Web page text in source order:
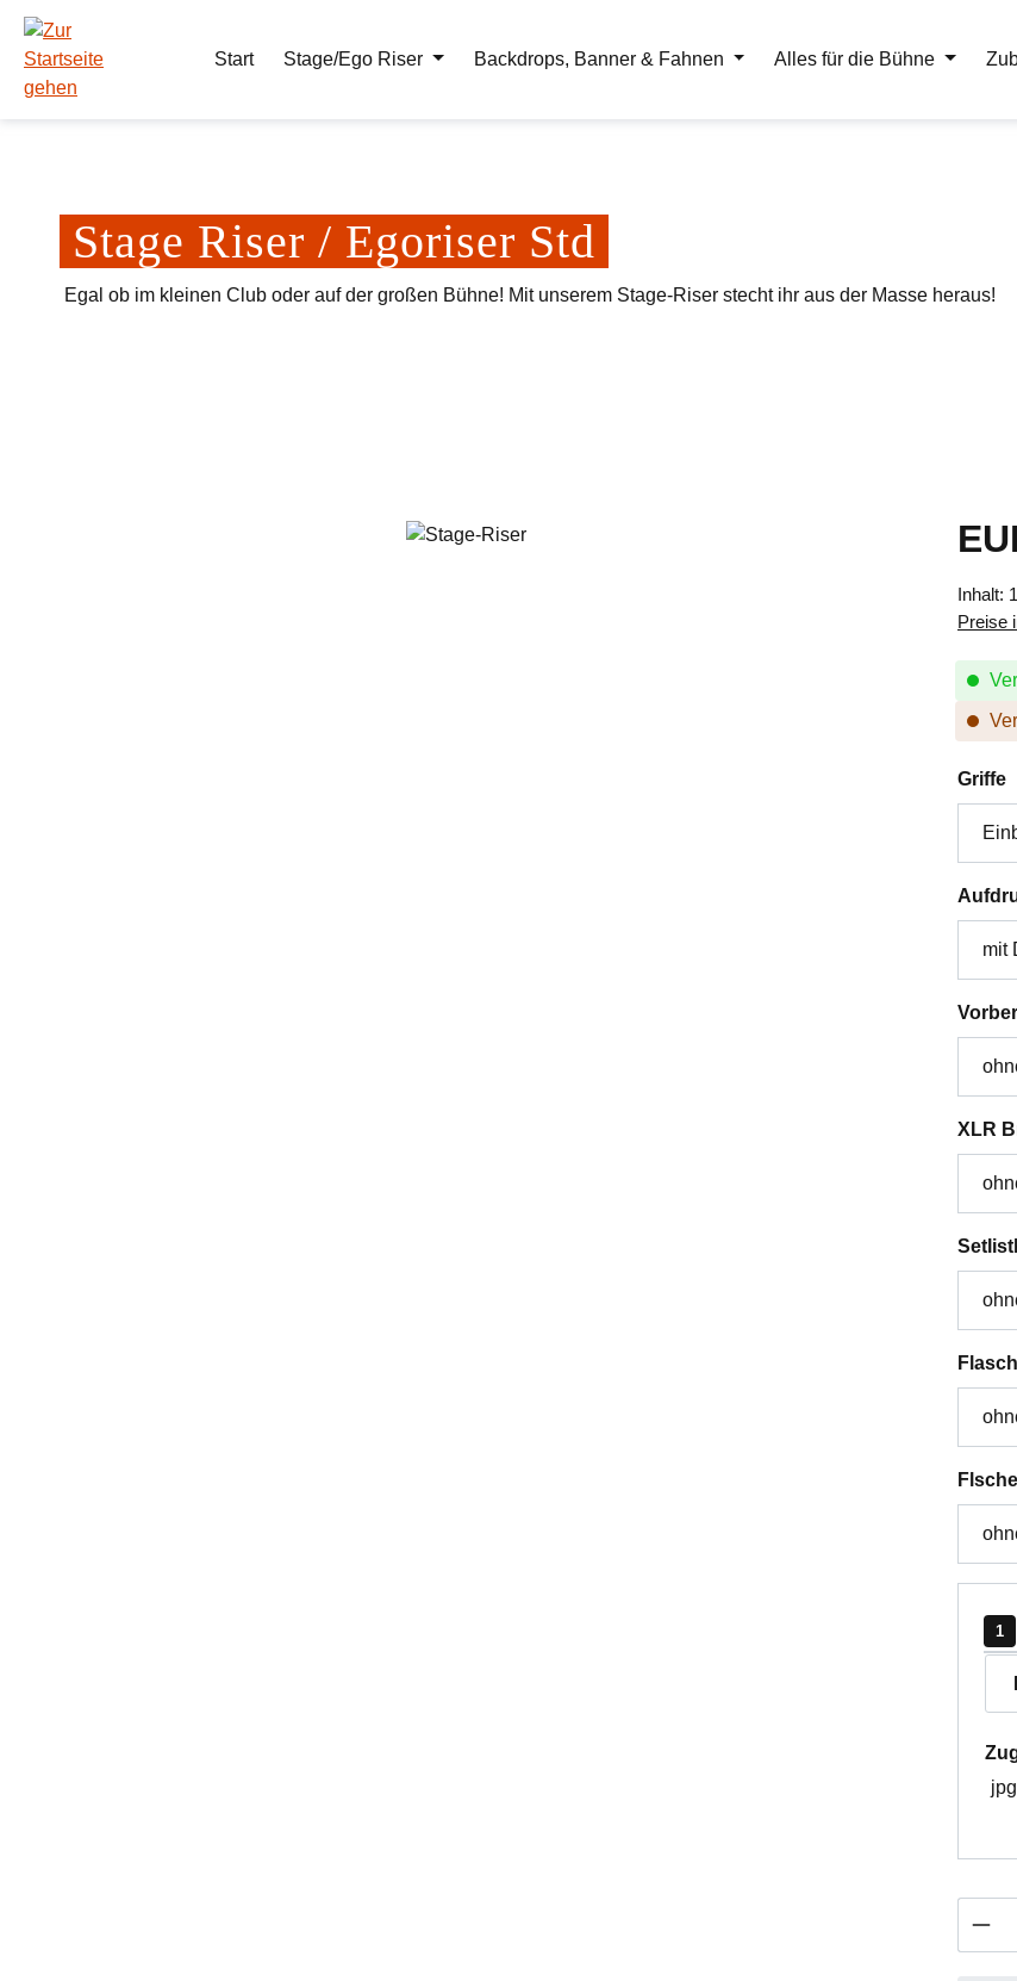
Hauptinhalt springen
Zur Suche springen
Zur Hauptnavigation springen
Start
Stage/Ego Riser Backdrops, Banner & Fahnen Alles für die Bühne
Stage Riser / Egoriser Std
Egal ob im kleinen Club oder auf der großen Bühne! Mit unserem Stage-Riser stecht ihr aus der Masse heraus!
Inhalt:
Preise
Griffe
XLR